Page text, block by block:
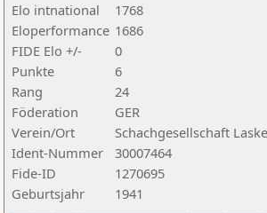
Elo intnational
1768
Eloperformance 1686
FIDE Elo +/-
0
Punkte
6
Rang
24
Föderation
GER
Verein/Ort
Schachgesellschaft
Ident-Nummer
30007464
Fide-ID
1270695
Geburtsjahr
1941